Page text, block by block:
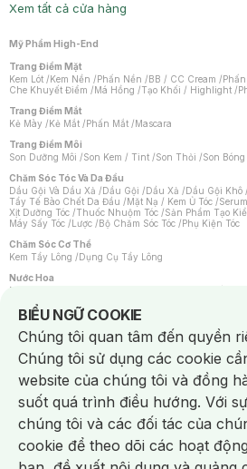
Xem tất cả cửa hàng
Mỹ Phẩm High-End
Trang Điểm Mặt
Kem Lót /Kem Nền /Phấn Nền /BB / CC Cream /
Che Khuyết Điểm /Má Hồng /Tạo Khối / Highlight /
Trang Điểm Mắt
Kẻ Mày /Kẻ Mắt /Phấn Mắt /Mascara
Trang Điểm Môi
Son Dưỡng Môi /Son Kem / Tint /Son Thỏi /Son Bóng
Chăm Sóc Tóc Và Da Đầu
Dầu Gội Và Dầu Xả /Dầu Gội /Dầu Xả /Dầu Gội Khô /
Tẩy Tế Bào Chết Da Đầu /Mặt Nạ / Kem Ủ Tóc /
Xịt Dưỡng Tóc /Thuốc Nhuộm Tóc /Sản Phẩm Tạo
Máy Sấy Tóc /Lược /Bộ Chăm Sóc Tóc /Phụ Kiện Tóc
Chăm Sóc Cơ Thể
Kem Tẩy Lông /Dụng Cụ Tẩy Lông
Nước Hoa
Nước Hoa Nữ
Chăm Sóc Cá Nhân
Chống Muỗi /Khẩu Trang /Máy Massage/Mặt Nạ
Sản Phẩm Chăm Sóc Khác /Bàn Chải Đánh Răng /
Hỗ Trợ Trắng Răng/Kem Đánh Răng /Máy Tăm Nước
Tăm / Chỉ Nha Khoa/ Xịt Thơm Miệng / Dung Dịch
Khăn Ướt Vệ Sinh Vùng Kín/Băng Vệ Sinh/Tampon
Máy Cạo Râu
Vấn Đề Về Da
Da Dầu / Lỗ Chân Lông To/ Da Khô / Mất Nước/ Da
Da Nhạy Cảm / Kích Ứng
Da Xỉn Màu Thâm / Nám
Quầng Thâm & Bọng Mắt /Sẹo /Viêm Da Cơ Địa
Dụng Cụ / Phụ Kiện Chăm Sóc Da
BIỂU NGỮ COOKIE
Notice about cookies usage
Chúng tôi quan tâm đến quyền
Chúng tôi sử dụng các cookie
website của chúng tôi và đồng
suốt quá trình điều hướng. Với
chúng tôi và các đối tác của
cookie để theo dõi các hoạt